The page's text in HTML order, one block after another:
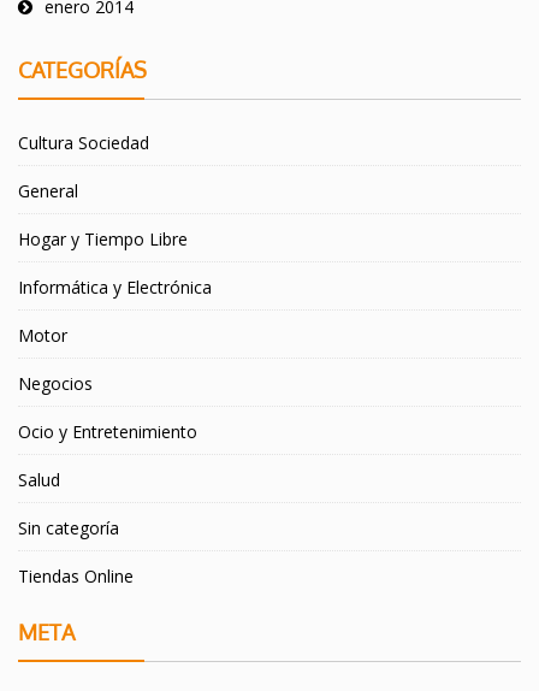
enero 2014
CATEGORÍAS
Cultura Sociedad
General
Hogar y Tiempo Libre
Informática y Electrónica
Motor
Negocios
Ocio y Entretenimiento
Salud
Sin categoría
Tiendas Online
META